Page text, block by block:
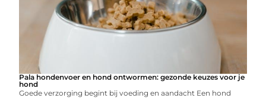
Pala hondenvoer en hond ontwormen: gezonde keuzes voor je
hond
Goede verzorging begint bij voeding en aandacht Een hond